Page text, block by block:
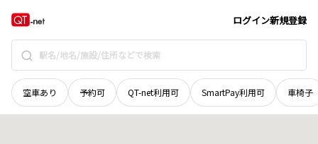
ログイン新規登録
空車あり 予約可 QT-net利用可 SmartPay利用可 車椅子
鳥取県